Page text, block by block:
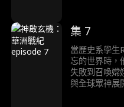
集 7
當歷史系學生
忘的世界時，
失敗到召喚嫦
與全球眾神展